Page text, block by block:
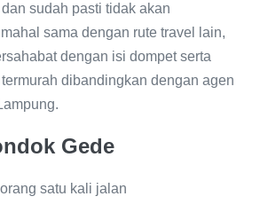
sudah pasti tidak akan
sama dengan rute travel lain,
dengan isi dompet serta
dibandingkan dengan agen
Gede
satu kali jalan